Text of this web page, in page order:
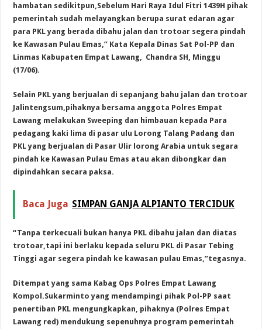
hambatan sedikitpun,Sebelum Hari Raya Idul Fitri 1439H pihak
pemerintah sudah melayangkan berupa surat edaran agar
para PKL yang berada dibahu jalan dan trotoar segera pindah
ke Kawasan Pulau Emas,” Kata Kepala Dinas Sat Pol-PP dan
Linmas Kabupaten Empat Lawang, Chandra SH, Minggu
(17/06).
Selain PKL yang berjualan di sepanjang bahu jalan dan trotoar
Jalintengsum,pihaknya bersama anggota Polres Empat
Lawang melakukan Sweeping dan himbauan kepada Para
pedagang kaki lima di pasar ulu Lorong Talang Padang dan
PKL yang berjualan di Pasar Ulir lorong Arabia untuk segara
pindah ke Kawasan Pulau Emas atau akan dibongkar dan
dipindahkan secara paksa.
Baca Juga SIMPAN GANJA ALPIANTO TERCIDUK
“Tanpa terkecuali bukan hanya PKL dibahu jalan dan diatas
trotoar,tapi ini berlaku kepada seluru PKL di Pasar Tebing
Tinggi agar segera pindah ke kawasan pulau Emas,”tegasnya.
Ditempat yang sama Kabag Ops Polres Empat Lawang
Kompol.Sukarminto yang mendampingi pihak Pol-PP saat
penertiban PKL mengungkapkan, pihaknya (Polres Empat
Lawang red) mendukung sepenuhnya program pemerintah